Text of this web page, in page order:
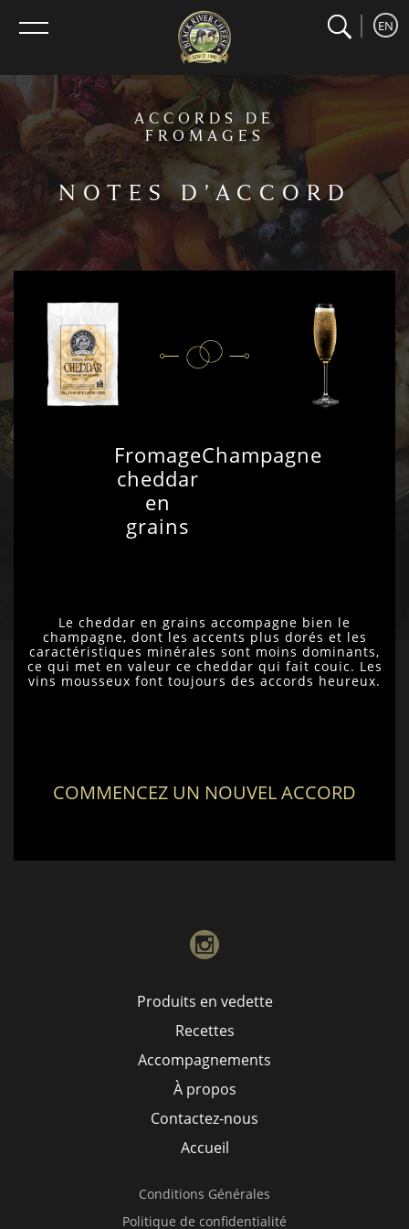
home Recherche
EN
ACCORDS DE
FROMAGES
NOTES D’ACCORD
Fromage
cheddar
en
grains
Champagne
Le cheddar en grains accompagne bien le
champagne, dont les accents plus dorés et les
caractéristiques minérales sont moins dominants,
ce qui met en valeur ce cheddar qui fait couic. Les
vins mousseux font toujours des accords heureux.
COMMENCEZ UN NOUVEL ACCORD
instagram
Produits en vedette
Recettes
Accompagnements
À propos
Contactez-nous
Accueil
Conditions Générales
Politique de confidentialité